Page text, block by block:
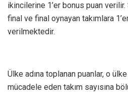
ikincilerine 1’er bonus puan
final ve final oynayan takımlara
verilmektedir.
Ülke adına toplanan puanlar, o
mücadele eden takım sayısına